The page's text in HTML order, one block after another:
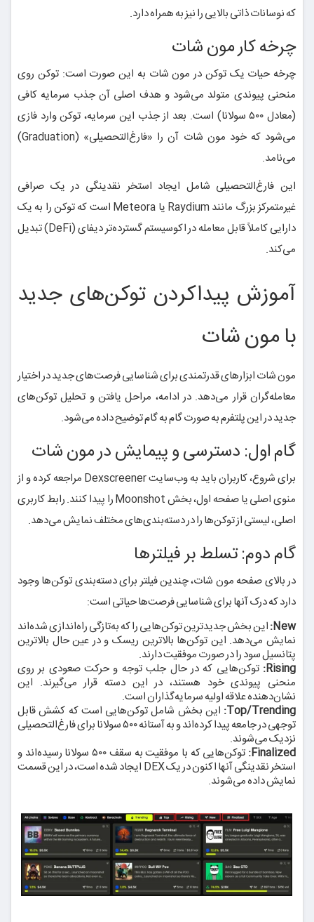
که نوسانات ذاتی بالایی را نیز به همراه دارد.
چرخه کار مون شات
چرخه حیات یک توکن در مون شات به این صورت است: توکن روی
منحنی پیوندی متولد می‌شود و هدف اصلی آن جذب سرمایه کافی
(معادل ۵۰۰ سولانا) است. بعد از جذب این سرمایه، توکن وارد فازی
می‌شود که خود مون شات آن را «فارغ‌التحصیلی» (Graduation)
می‌نامد.
این فارغ‌التحصیلی شامل ایجاد استخر نقدینگی در یک صرافی
غیرمتمرکز بزرگ مانند Raydium یا Meteora است که توکن را به یک
دارایی کاملاً قابل معامله در اکوسیستم گسترده‌تر دیفای (DeFi) تبدیل
می‌کند.
آموزش پیداکردن توکن‌های جدید
با مون شات
مون شات ابزارهای قدرتمندی برای شناسایی فرصت‌های جدید در اختیار
معامله‌گران قرار می‌دهد. در ادامه، مراحل یافتن و تحلیل توکن‌های
جدید در این پلتفرم به صورت گام به گام توضیح داده می‌شود.
گام اول: دسترسی و پیمایش در مون شات
برای شروع، کاربران باید به وب‌سایت Dexscreener مراجعه کرده و از
منوی اصلی یا صفحه اول، بخش Moonshot را پیدا کنند. رابط کاربری
اصلی، لیستی از توکن‌ها را در دسته‌بندی‌های مختلف نمایش می‌دهد.
گام دوم: تسلط بر فیلترها
در بالای صفحه مون شات، چندین فیلتر برای دسته‌بندی توکن‌ها وجود
دارد که درک آنها برای شناسایی فرصت‌ها حیاتی است:
New: این بخش جدیدترین توکن‌هایی را که به‌تازگی راه‌اندازی شده‌اند
نمایش می‌دهد. این توکن‌ها بالاترین ریسک و در عین حال بالاترین
پتانسیل سود را در صورت موفقیت دارند.
Rising: توکن‌هایی که در حال جلب توجه و حرکت صعودی بر روی
منحنی پیوندی خود هستند، در این دسته قرار می‌گیرند. این
نشان‌دهنده علاقه اولیه سرمایه‌گذاران است.
Top/Trending: این بخش شامل توکن‌هایی است که کشش قابل
توجهی در جامعه پیدا کرده‌اند و به آستانه ۵۰۰ سولانا برای فارغ‌التحصیلی
نزدیک می‌شوند.
Finalized:
توکن‌هایی که با موفقیت به سقف ۵۰۰ سولانا رسیده‌اند و
استخر نقدینگی آنها اکنون در یک DEX ایجاد شده است، در این قسمت
نمایش داده می‌شوند.